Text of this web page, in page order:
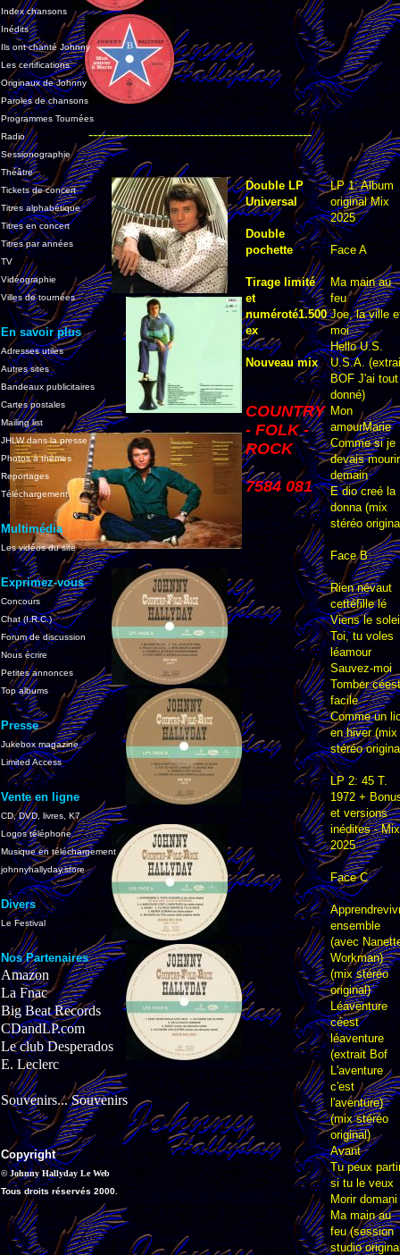
Index chansons
Inédits
Ils ont chanté Johnny
Les certifications
Originaux de Johnny
Paroles de chansons
Programmes Tournées
Radio
Sessionographie
Théâtre
Tickets de concert
Titres alphabétique
Titres en concert
Titres par années
TV
Vidéographie
Villes de tournées
En savoir plus
Adresses utiles
Autres sites
Bandeaux publicitaires
Cartes postales
Mailing list
JHLW dans la presse
Photos à thèmes
Reportages
Téléchargement
Multimédia
Les vidéos du site
Exprimez-vous
Concours
Chat (I.R.C.)
Forum de discussion
Nous écrire
Petites annonces
Top albums
Presse
Jukebox magazine
Limited Access
Vente en ligne
CD, DVD, livres, K7
Logos téléphone
Musique en téléchargement
johnnyhallyday.store
Divers
Le Festival
Nos Partenaires
Amazon
La Fnac
Big Beat Records
CDandLP.com
Le club Desperados
E. Leclerc
Souvenirs... Souvenirs
Copyright
© Johnny Hallyday Le Web
Tous droits réservés 2000.
--------------------------------------------------
Double LP
Universal
Double
pochette
Tirage limité
et
numéroté1.500
ex
Nouveau mix
COUNTRY
- FOLK -
ROCK
7584 081
LP 1: Album
original Mix
2025
Face A
Ma main au
feu
Joe, la ville
moi
Hello U.S.
U.S.A.
BOF J'ai tout
donné)
Mon
amourMarie
Comme si je
devais mourir
demain
E dio creé la
donna (mix
stéréo
Face B
Rien névaut
cettéfille lé
Viens le
Toi, tu voles
léamour
Sauvez-moi
Tomber céest
facile
Comme un
en hiver (mix
stéréo
LP 2: 45 T.
1972 +
et versions
inédites - Mix
2025
Face C
ensemble
(avec
Workman)
(mix stéréo
original)
Léaventure
céest
léaventure
(extrait Bof
L'aventure
c'est
l'aventure)
(mix stéréo
original)
Avant
Tu peux
si tu le veux
Morir domani
Ma main au
feu (session
studio